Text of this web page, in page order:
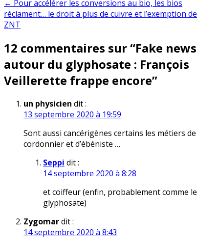
l’article
← Pour accélérer les conversions au bio, les bios
réclament… le droit à plus de cuivre et l’exemption de
ZNT
12 commentaires sur “Fake news
autour du glyphosate : François
Veillerette frappe encore”
un physicien dit :
13 septembre 2020 à 19:59
Sont aussi cancérigènes certains les métiers de
cordonnier et d’ébéniste …
Seppi dit :
14 septembre 2020 à 8:28
et coiffeur (enfin, probablement comme le
glyphosate)
Zygomardit :
14 septembre 2020 à 8:43